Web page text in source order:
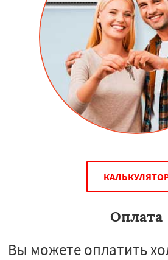
Оплата
Вы можете оплатить